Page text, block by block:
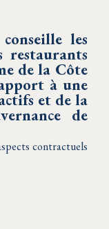
les
restaurants
de la Côte
à une
et de la
de
contractuels